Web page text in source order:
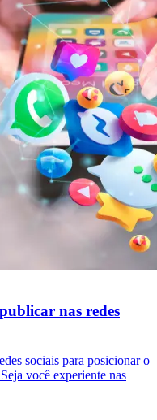
nas redes
sociais para posicionar o
você experiente nas